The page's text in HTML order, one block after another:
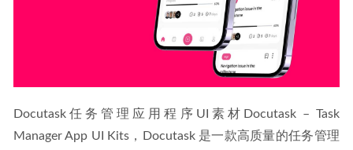
Docutask任务管理应用程序UI素材Docutask – Task
Manager App UI Kits，Docutask 是一款高质量的任务管理